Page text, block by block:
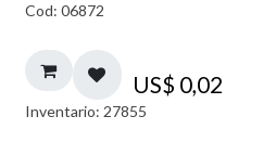
Cod: 06872
US$ 0,02
Inventario: 27855